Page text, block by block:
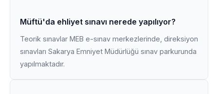
Müftü'da ehliyet sınavı nerede yapılıyor?
Teorik sınavlar MEB e-sınav merkezlerinde, direksiyon
sınavları Sakarya Emniyet Müdürlüğü sınav parkurunda
yapılmaktadır.